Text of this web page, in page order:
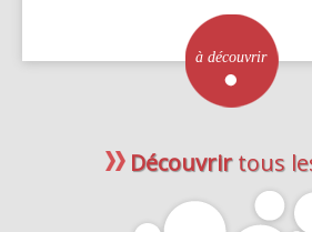
à découvrir
Découvrirtous